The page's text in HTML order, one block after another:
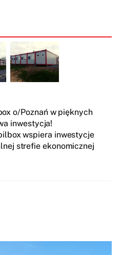
o/Poznań w pięknych
inwestycja!
wspiera inwestycje
strefie ekonomicznej